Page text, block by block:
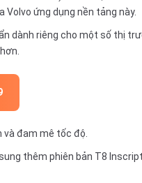
ứng dụng nền tảng này.
dành riêng cho một số thị
và đam mê tốc độ.
thêm phiên bản T8